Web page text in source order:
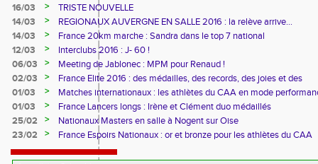
16/03
>
TRISTE NOUVELLE
14/03
>
REGIONAUX AUVERGNE EN SALLE 2016 : la relève arrive...
14/03
>
France 20km marche : Sandra dans le top 7 national
12/03
>
Interclubs 2016 : J- 60 !
06/03
>
Meeting de Jablonec : MPM pour Renaud !
02/03
>
France Elite 2016 : des médailles, des records, des joies et des
pleurs !
01/03 >
Matches internationaux : les athlètes du CAA en mode
01/03
>
France Lancers longs : Irène et Clément duo médaillés
25/02
>
Nationaux Masters en salle à Nogent sur Oise
23/02
> France Espoirs Nationaux : or et bronze pour les athlètes du CAA